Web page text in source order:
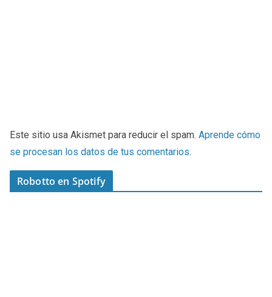
Este sitio usa Akismet para reducir el spam. Aprende cómo
se procesan los datos de tus comentarios.
Robotto en Spotify